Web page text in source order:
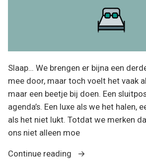
Slaap… We brengen er bijna een
mee door, maar toch voelt het vaak
maar een beetje bij doen. Een
agenda’s. Een luxe als we het halen,
als het niet lukt. Totdat we merken
ons niet alleen moe
Continue reading
“Slaap: